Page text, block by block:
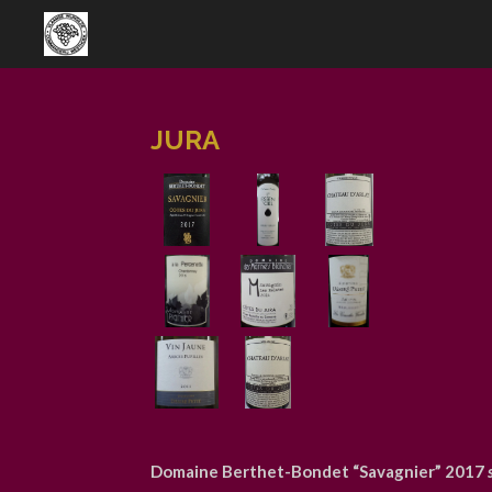
direct
JURA
Domaine Berthet-Bondet “Savagnier” 2017